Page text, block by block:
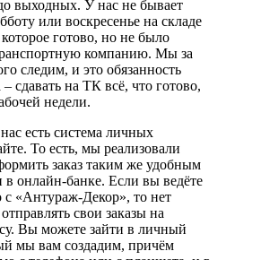
выходных. У нас не бывает
или воскресенье на складе
готово, но не было
компанию. Мы за
следим, и это обязанность
сдавать на ТК всё, что готово,
недели.
есть система личных
То есть, мы реализовали
заказ таким же удобным
в онлайн-банке. Если вы ведёте
с «Антураж-Декор», то нет
свои заказы на
Вы можете зайти в личный
мы вам создадим, причём